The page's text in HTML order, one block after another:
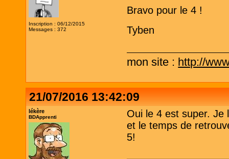
Inscription : 06/12/2015
Messages : 372
Bravo pour le 4 !
Tyben
mon site : http://
21/07/2016 13:42:09
lékère
BDApprenti
Oui le 4 est super. Je
et le temps de
5!